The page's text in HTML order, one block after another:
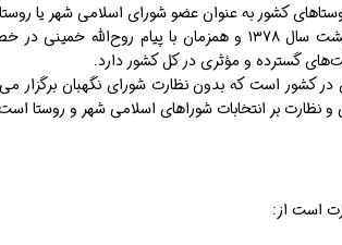
کشور به عنوان عضو شورای اسلامی شهر یا
شروع به کار شوراهای اسلامی از ۹ اردیبهشت سال ۱۳۷۸ و
گسترده و مؤثری در کل کشور دارد.
در کشور است که بدون نظارت شورای نگهبان
نظارت بر انتخابات شوراهای اسلامی شهر و روستا
است از: